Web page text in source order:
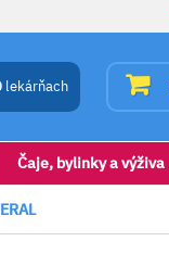
lekárňach
Čaje, bylinky a výživa